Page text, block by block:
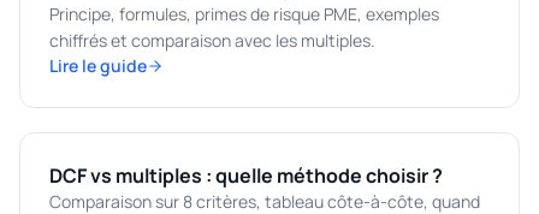
Principe, formules, primes de risque PME, exemples
chiffrés et comparaison avec les multiples.
Lire le guide
DCF vs multiples : quelle méthode choisir ?
Comparaison sur 8 critères, tableau côte-à-côte, quand